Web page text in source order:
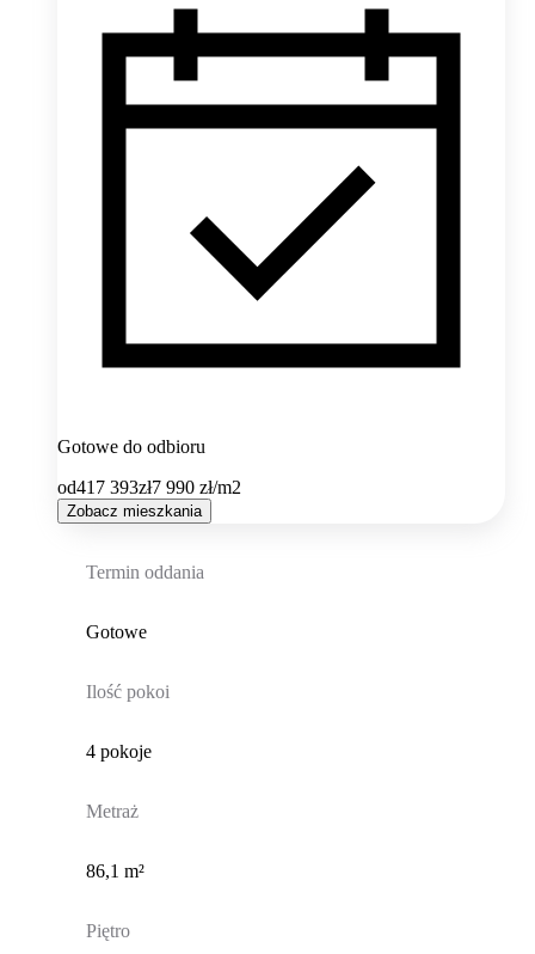
Gotowe do odbioru
od417 393zł7 990 zł/m2
Zobacz mieszkania
Termin oddania
Gotowe
Ilość pokoi
4 pokoje
Metraż
86,1 m²
Piętro